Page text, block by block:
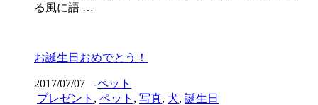
る風に語 …
お誕生日おめでとう！
2017/07/07 -ペット
プレゼント , ペット , 写真, 犬, 誕生日